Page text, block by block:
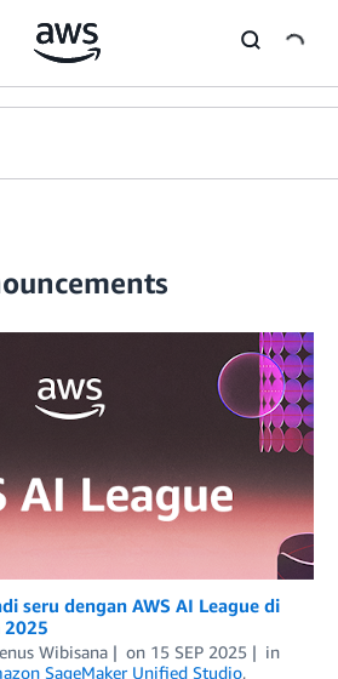
seru dengan AWS AI League di
2025
Wibisana on 15 SEP 2025
in
SageMaker Unified Studio,